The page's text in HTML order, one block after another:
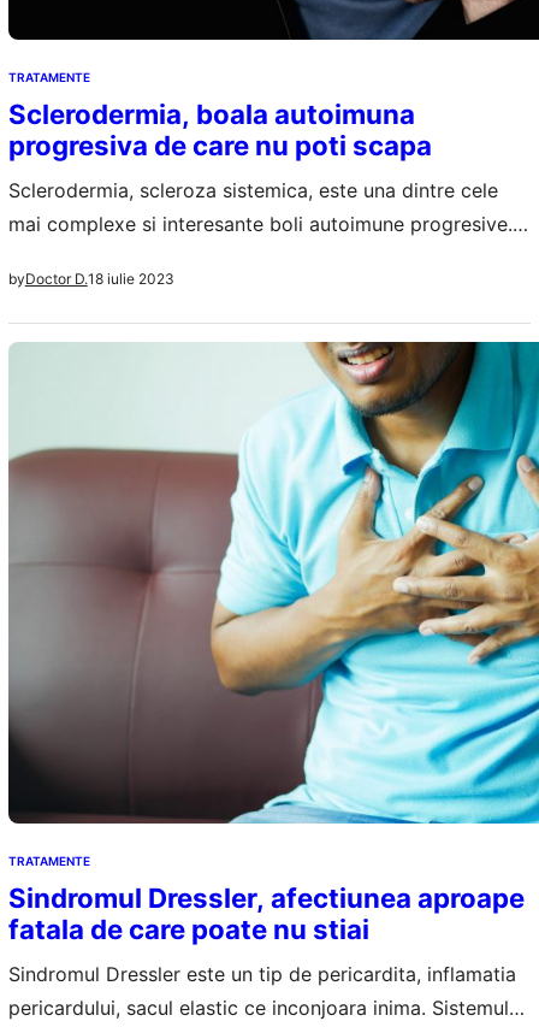
TRATAMENTE
Sclerodermia, boala autoimuna
progresiva de care nu poti scapa
Sclerodermia, scleroza sistemica, este una dintre cele
mai complexe si interesante boli autoimune progresive.
tesuturile normale sunt inlocuite cu tesut fibros si dens,
gros. Sistemul imunitar, in loc sa protejeze corpul uman,
incepe sa stimuleze productia de colagen in plus la nivel
celular, colagen care se depoziteaza…
byDoctor D.18 iulie 2023
TRATAMENTE
Sindromul Dressler, afectiunea aproape
fatala de care poate nu stiai
Sindromul Dressler este un tip de pericardita, inflamatia
pericardului, sacul elastic ce inconjoara inima. Sistemul